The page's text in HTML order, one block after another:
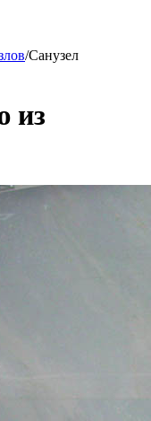
/Санузел
из